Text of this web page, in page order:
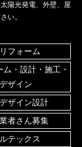
陽光発電、外壁、屋
い。
フォーム
ム・設計・施工・
ザイン
ザイン設計
者さん募集
テックス